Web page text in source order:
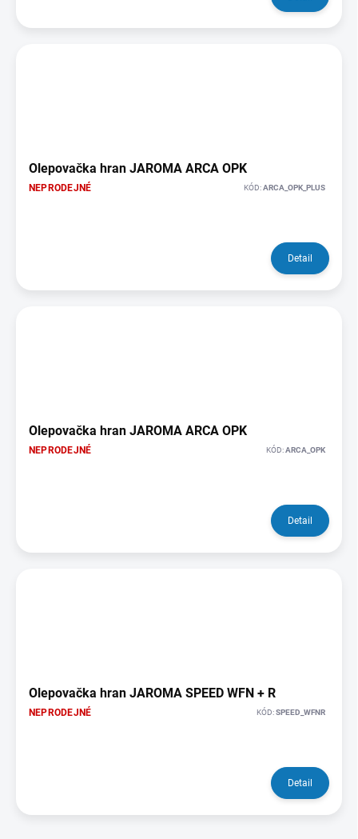
Olepovačka hran JAROMA ARCA OPK
NEPRODEJNÉ KÓD:ARCA_OPK_PLUS
Detail
Olepovačka hran JAROMA ARCA OPK
NEPRODEJNÉ KÓD:ARCA_OPK
Detail
Olepovačka hran JAROMA SPEED WFN + R
NEPRODEJNÉ KÓD:SPEED_WFNR
Detail